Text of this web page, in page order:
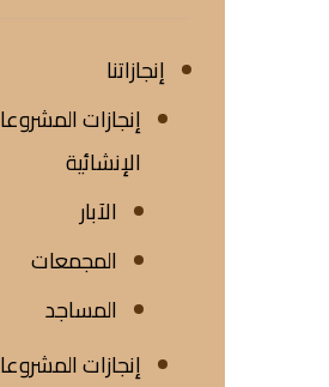
إنجازاتنا
إنجازات
الإنشائية
الآبار
المجمعات
المساجد
إنجازات